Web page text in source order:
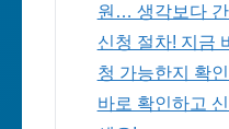
원… 생각보다
신청 절차! 지금
청 가능한지 확
바로 확인하고